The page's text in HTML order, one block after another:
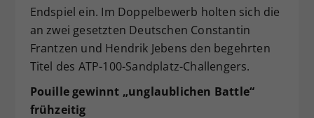
Endspiel ein. Im Doppelbewerb holten sich die
an zwei gesetzten Deutschen Constantin
Frantzen und Hendrik Jebens den begehrten
Titel des ATP-100-Sandplatz-Challengers.
Pouille gewinnt „unglaublichen Battle“
frühzeitig